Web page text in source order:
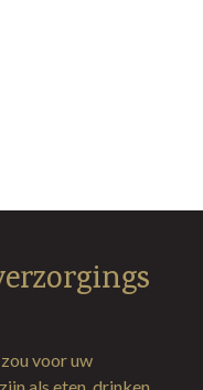
voor uw